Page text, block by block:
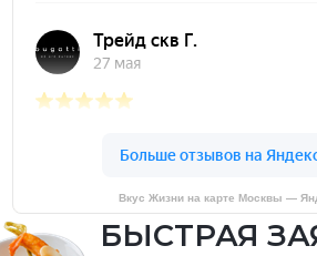
Вкус Жизни на карте Москвы —
БЫСТРАЯ